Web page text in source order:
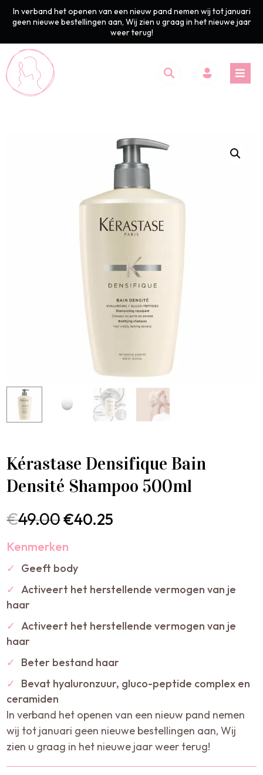
In verband het openen van een nieuw pand nemen wij tot januari
geen nieuwe bestellingen aan, Wij zien u graag in het nieuwe jaar
weer terug!
Kérastase Densifique Bain
Densité Shampoo 500ml
€49.00€40.25
Kenmerken
✓
Geeft body
✓
Activeert het herstellende vermogen van je
haar
✓
Activeert het herstellende vermogen van je
haar
✓
Beter bestand haar
✓
Bevat hyaluronzuur, gluco-peptide complex en
ceramiden
In verband het openen van een nieuw pand nemen
wij tot januari geen nieuwe bestellingen aan, Wij
zien u graag in het nieuwe jaar weer terug!